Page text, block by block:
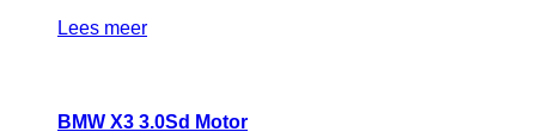
Lees meer
BMW X3 3.0Sd Motor